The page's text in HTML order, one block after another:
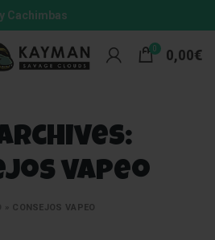
Cachimbas
0 0,00€
vapeo
» CONSEJOS VAPEO